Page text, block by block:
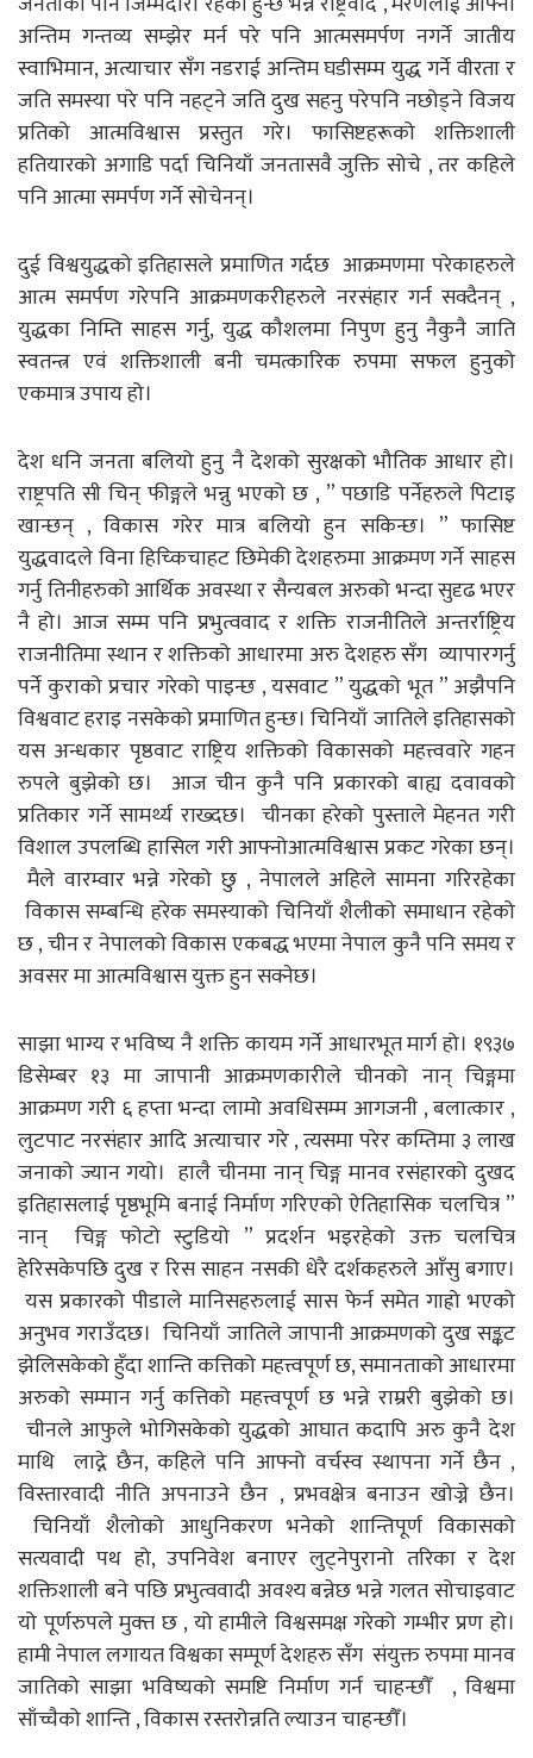
अन्तिम गन्तव्य सम्झेर मर्न परे पनि आत्मसमर्पण नगर्ने जातीय
स्वाभिमान, अत्याचार सँग नडराई अन्तिम घडीसम्म युद्ध गर्ने वीरता र
जति समस्या परे पनि नहट्ने जति दुख सहनु परेपनि नछोड्ने विजय
प्रतिको आत्मविश्वास प्रस्तुत गरे। फासिष्टहरूको शक्तिशाली
हतियारको अगाडि पर्दा चिनियाँ जनतासवै जुक्ति सोचे , तर कहिले
पनि आत्मा समर्पण गर्ने सोचेनन्।
दुई विश्वयुद्धको इतिहासले प्रमाणित गर्दछ आक्रमणमा परेकाहरुले
आत्म समर्पण गरेपनि आक्रमणकरीहरुले नरसंहार गर्न सक्दैनन् ,
युद्धका निम्ति साहस गर्नु, युद्ध कौशलमा निपुण हुनु नैकुनै जाति
स्वतन्त्र एवं शक्तिशाली बनी चमत्कारिक रुपमा सफल हुनुको
एकमात्र उपाय हो।
देश धनि जनता बलियो हुनु नै देशको सुरक्षको भौतिक आधार हो।
राष्ट्रपति सी चिन् फीङ्गले भन्नु भएको छ , ” पछाडि पर्नेहरुले पिटाइ
खान्छन् , विकास गरेर मात्र बलियो हुन सकिन्छ। ” फासिष्ट
युद्धवादले विना हिच्किचाहट छिमेकी देशहरुमा आक्रमण गर्ने साहस
गर्नु तिनीहरुको आर्थिक अवस्था र सैन्यबल अरुको भन्दा सुदृढ भएर
नै हो। आज सम्म पनि प्रभुत्ववाद र शक्ति राजनीतिले अन्तर्राष्ट्रिय
राजनीतिमा स्थान र शक्तिको आधारमा अरु देशहरु सँग व्यापारगर्नु
पर्ने कुराको प्रचार गरेको पाइन्छ , यसवाट ” युद्धको भूत ” अझैपनि
विश्ववाट हराइ नसकेको प्रमाणित हुन्छ। चिनियाँ जातिले इतिहासको
यस अन्धकार पृष्ठवाट राष्ट्रिय शक्तिको विकासको महत्त्ववारे गहन
रुपले बुझेको छ। आज चीन कुनै पनि प्रकारको बाह्य दवावको
प्रतिकार गर्ने सामर्थ्य राख्दछ। चीनका हरेको पुस्ताले मेहनत गरी
विशाल उपलब्धि हासिल गरी आफ्नोआत्मविश्वास प्रकट गरेका छन्।
मैले वारम्वार भन्ने गरेको छु , नेपालले अहिले सामना गरिरहेका
विकास सम्बन्धि हरेक समस्याको चिनियाँ शैलीको समाधान रहेको
छ , चीन र नेपालको विकास एकबद्ध भएमा नेपाल कुनै पनि समय र
अवसर मा आत्मविश्वास युक्त हुन सक्नेछ।
साझा भाग्य र भविष्य नै शक्ति कायम गर्ने आधारभूत मार्ग हो। १९३७
डिसेम्बर १३ मा जापानी आक्रमणकारीले चीनको नान् चिङ्गमा
आक्रमण गरी ६ हप्ता भन्दा लामो अवधिसम्म आगजनी , बलात्कार ,
लुटपाट नरसंहार आदि अत्याचार गरे , त्यसमा परेर कम्तिमा ३ लाख
जनाको ज्यान गयो। हालै चीनमा नान् चिङ्ग मानव रसंहारको दुखद
इतिहासलाई पृष्ठभूमि बनाई निर्माण गरिएको ऐतिहासिक चलचित्र ”
नान् चिङ्ग फोटो स्टुडियो ” प्रदर्शन भइरहेको उक्त चलचित्र
हेरिसकेपछि दुख र रिस साहन नसकी धेरै दर्शकहरुले आँसु बगाए।
यस प्रकारको पीडाले मानिसहरुलाई सास फेर्न समेत गाह्रो भएको
अनुभव गराउँदछ। चिनियाँ जातिले जापानी आक्रमणको दुख सङ्कट
झेलिसकेको हुँदा शान्ति कत्तिको महत्त्वपूर्ण छ, समानताको आधारमा
अरुको सम्मान गर्नु कत्तिको महत्त्वपूर्ण छ भन्ने राम्ररी बुझेको छ।
चीनले आफुले भोगिसकेको युद्धको आघात कदापि अरु कुनै देश
माथि लाद्ने छैन, कहिले पनि आफ्नो वर्चस्व स्थापना गर्ने छैन ,
विस्तारवादी नीति अपनाउने छैन , प्रभवक्षेत्र बनाउन खोज्ने छैन।
चिनियाँ शैलोको आधुनिकरण भनेको शान्तिपूर्ण विकासको
सत्यवादी पथ हो, उपनिवेश बनाएर लुट्नेपुरानो तरिका र देश
शक्तिशाली बने पछि प्रभुत्ववादी अवश्य बन्नेछ भन्ने गलत सोचाइवाट
यो पूर्णरुपले मुक्त्त छ , यो हामीले विश्वसमक्ष गरेको गम्भीर प्रण हो।
हामी नेपाल लगायत विश्वका सम्पूर्ण देशहरु सँग संयुक्त रुपमा मानव
जातिको साझा भविष्यको समष्टि निर्माण गर्न चाहन्छौँ , विश्वमा
साँच्चैको शान्ति , विकास रस्तरोन्नति ल्याउन चाहन्छौँ।